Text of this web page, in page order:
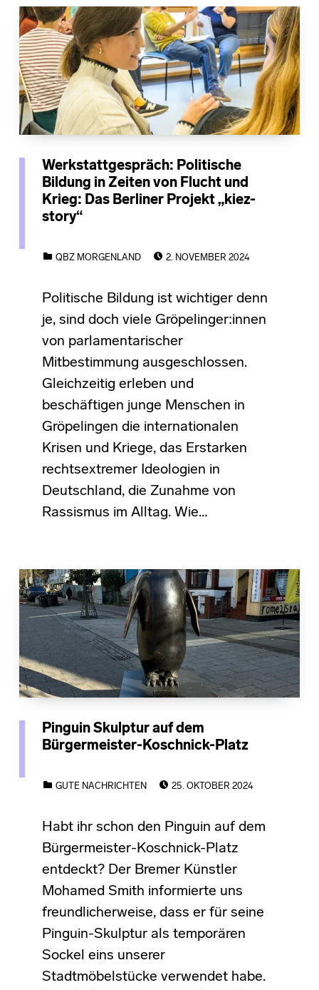
Werkstattgespräch: Politische
Bildung in Zeiten von Flucht und
Krieg: Das Berliner Projekt „kiez-
story“
QBZ MORGENLAND
2. NOVEMBER 2024
Politische Bildung ist wichtiger denn
je, sind doch viele Gröpelinger:innen
von parlamentarischer
Mitbestimmung ausgeschlossen.
Gleichzeitig erleben und
beschäftigen junge Menschen in
Gröpelingen die internationalen
Krisen und Kriege, das Erstarken
rechtsextremer Ideologien in
Deutschland, die Zunahme von
Rassismus im Alltag. Wie…
Pinguin Skulptur auf dem
Bürgermeister-Koschnick-Platz
GUTE NACHRICHTEN
25. OKTOBER 2024
Habt ihr schon den Pinguin auf dem
Bürgermeister-Koschnick-Platz
entdeckt? Der Bremer Künstler
Mohamed Smith informierte uns
freundlicherweise, dass er für seine
Pinguin-Skulptur als temporären
Sockel eins unserer
Stadtmöbelstücke verwendet habe.